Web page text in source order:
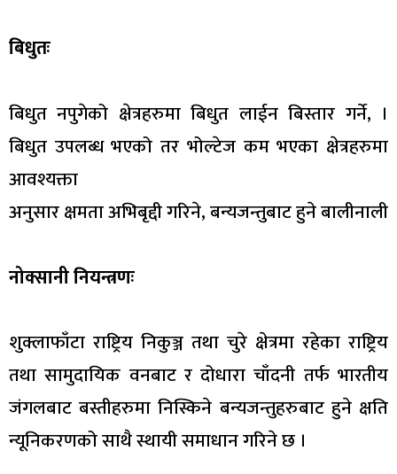
बिधुतः
बिधुत नपुगेको क्षेत्रहरुमा बिधुत लाईन बिस्तार गर्ने, ।
बिधुत उपलब्ध भएको तर भोल्टेज कम भएका क्षेत्रहरुमा
आवश्यक्ता
अनुसार क्षमता अभिबृद्दी गरिने, बन्यजन्तुबाट हुने बालीनाली
नोक्सानी नियन्त्रणः
शुक्लाफाँटा राष्ट्रिय निकुञ्ज तथा चुरे क्षेत्रमा रहेका राष्ट्रिय
तथा सामुदायिक वनबाट र दोधारा चाँदनी तर्फ भारतीय
जंगलबाट बस्तीहरुमा निस्किने बन्यजन्तुहरुबाट हुने क्षति
न्यूनिकरणको साथै स्थायी समाधान गरिने छ ।